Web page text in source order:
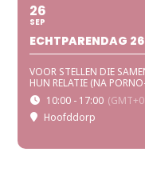
26
SEP
ECHTPARENDAG
VOOR STELLEN DIE
HUN RELATIE (NA
10:00 - 17:00
Hoofddorp